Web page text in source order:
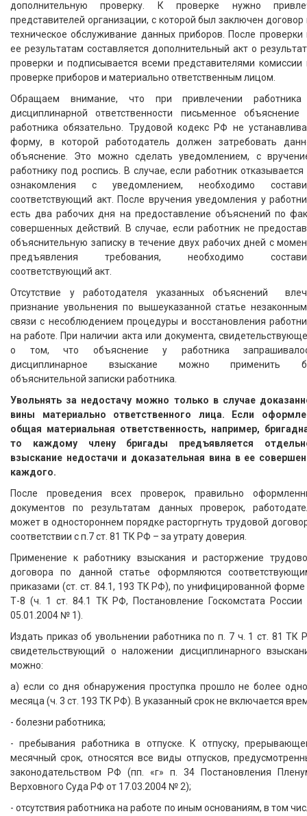
дополнительную проверку. К проверке нужно
представителей организации, с которой был заключен договор
техническое обслуживание данных приборов. После проверки
ее результатам составляется дополнительный акт о
проверки и подписывается всеми представителями комиссии
проверке приборов и материально ответственным лицом.
Обращаем внимание, что при привлечении
дисциплинарной ответственности письменное объяснение
работника обязательно. Трудовой кодекс РФ не
форму, в которой работодатель должен затребовать
объяснение. Это можно сделать уведомлением, с
работнику под роспись. В случае, если работник отказывается
ознакомления с уведомлением, необходимо
соответствующий акт. После вручения уведомления у
есть два рабочих дня на предоставление объяснений по
совершенных действий. В случае, если работник не
объяснительную записку в течение двух рабочих дней с
предъявления требования, необходимо
соответствующий акт.
Отсутствие у работодателя указанных объяснений
признание увольнения по вышеуказанной статье
связи с несоблюдением процедуры и восстановления
на работе. При наличии акта или документа,
о том, что объяснение у работника
дисциплинарное взыскание можно применить
объяснительной записки работника.
Увольнять за недостачу можно только в случае
вины материально ответственного лица. Если
общая материальная ответственность, например,
то каждому члену бригады предъявляется
взыскание недостачи и доказательная вина в ее
каждого.
После проведения всех проверок, правильно
документов по результатам данных проверок,
может в одностороннем порядке расторгнуть трудовой
соответствии с п.7 ст. 81 ТК РФ – за утрату доверия.
Применение к работнику взыскания и расторжение
договора по данной статье оформляются
приказами (ст. ст. 84.1, 193 ТК РФ), по унифицированной
Т-8 (ч. 1 ст. 84.1 ТК РФ, Постановление Госкомстата России
05.01.2004 № 1).
Издать приказ об увольнении работника по п. 7 ч. 1 ст. 81 ТК
свидетельствующий о наложении дисциплинарного
можно:
а) если со дня обнаружения проступка прошло не более
месяца (ч. 3 ст. 193 ТК РФ). В указанный срок не включается
- болезни работника;
- пребывания работника в отпуске. К отпуску,
месячный срок, относятся все виды отпусков,
законодательством РФ (пп. «г» п. 34 Постановления
Верховного Суда РФ от 17.03.2004 № 2);
- отсутствия работника на работе по иным основаниям, в том